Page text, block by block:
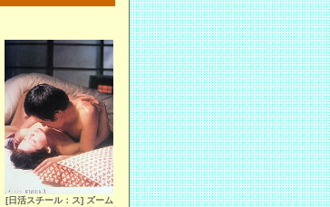
[日活スチール：ス] ズーム